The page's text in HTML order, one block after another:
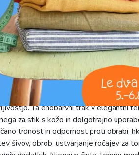
1.5 cm
Enobarvno
Modra
vsestranski keper trak iz 100%
Ta enobarvni trak v elegantni
za stik s kožo in dolgotrajno
trdnost in odpornost proti obrabi,
šivov, obrob, ustvarjanje ročajev za